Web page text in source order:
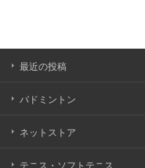
最近の投稿
バドミントン
ネットストア
テニス・ソフトテニス